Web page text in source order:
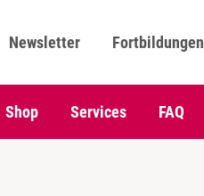
Newsletter Fortbildungen
Shop Services FAQ